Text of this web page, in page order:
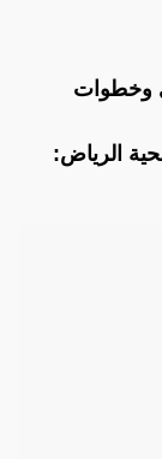
وخطوات
الرياض: